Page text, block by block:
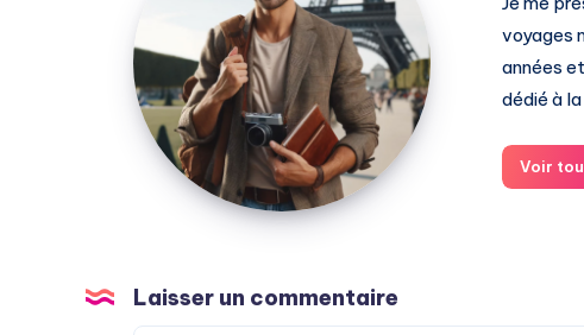
voyages
années
dédié à
Voir
Laisser un commentaire